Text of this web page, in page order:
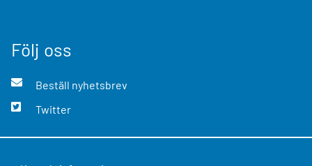
Följ oss
Beställ nyhetsbrev
Twitter